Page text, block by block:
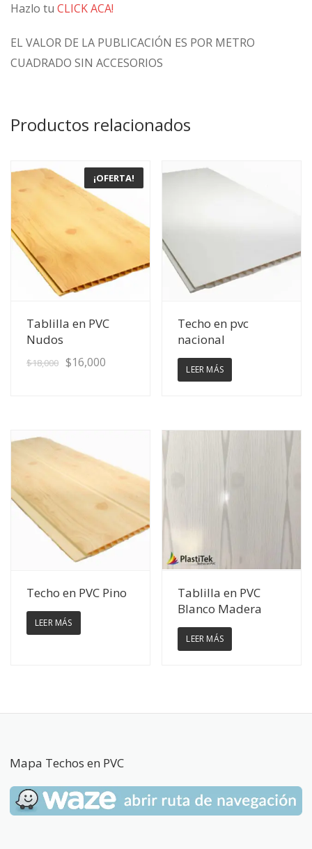
Hazlo tu CLICK ACA!
EL VALOR DE LA PUBLICACIÓN ES POR METRO
CUADRADO SIN ACCESORIOS
Productos relacionados
¡OFERTA!
Ver Detalles
Tablilla en PVC
Nudos
$18,000 $16,000
Ver Detalles
Techo en pvc
nacional
LEER MÁS
Ver Detalles
Techo en PVC Pino
LEER MÁS
Ver Detalles
Tablilla en PVC
Blanco Madera
LEER MÁS
Mapa Techos en PVC